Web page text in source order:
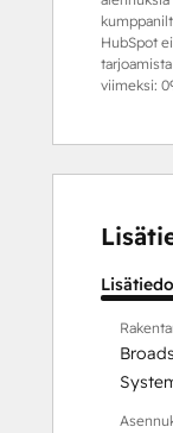
HubSpot
viimeksi: